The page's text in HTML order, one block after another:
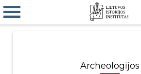
Archeologijos